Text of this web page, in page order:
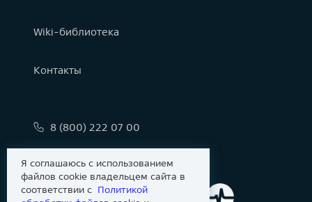
Wiki-библиотека
Контакты
8 (800) 222 07 00
Я соглашаюсь с использованием
файлов cookie владельцем сайта в
соответствии с Политикой